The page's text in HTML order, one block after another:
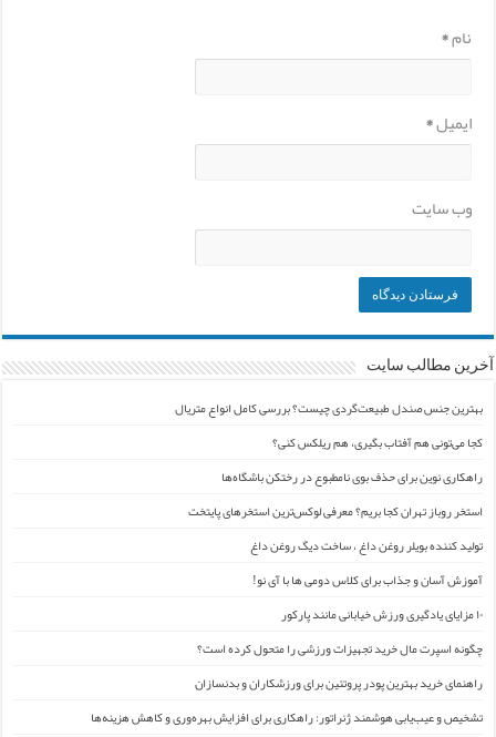
نام*
ایمیل*
وب‌ سایت
آخرین مطالب سایت
بهترین جنس صندل طبیعت‌گردی چیست؟ بررسی کامل انواع متریال
کجا می‌تونی هم آفتاب بگیری، هم ریلکس کنی؟
راهکاری نوین برای حذف بوی نامطبوع در رختکن باشگاه‌ها
استخر روباز تهران کجا بریم؟ معرفی لوکس‌ترین استخرهای پایتخت
تولید کننده بویلر روغن داغ ، ساخت دیگ روغن داغ
آموزش آسان و جذاب برای کلاس دومی ها با آی نو!
۱۰ مزایای یادگیری ورزش خیابانی مانند پارکور
چگونه اسپرت مال خرید تجهیزات ورزشی را متحول کرده است؟
راهنمای خرید بهترین پودر پروتئین برای ورزشکاران و بدنسازان
تشخیص و عیب‌یابی هوشمند ژنراتور: راهکاری برای افزایش بهره‌وری و کاهش هزینه‌ها